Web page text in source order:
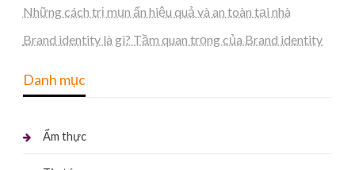
Những cách trị mụn ẩn hiệu quả và an toàn tại nhà
Brand identity là gì? Tầm quan trọng của Brand identity
Danh mục
Ẩm thực